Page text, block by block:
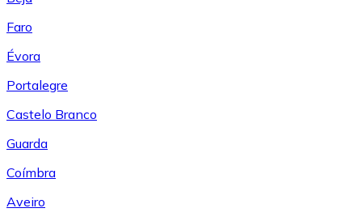
Faro
Évora
Portalegre
Castelo Branco
Guarda
Coímbra
Aveiro